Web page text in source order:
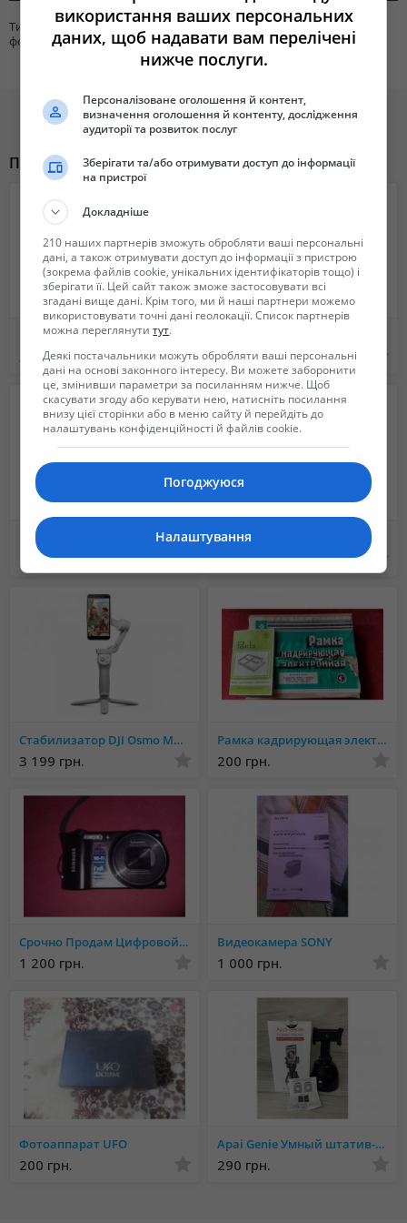
Тип товара для
фото/видео
Объективы
Похожие объявления
300 грн. 7 000 грн.
Суперкомплект Nikon D3400 + 2 обьектива
14 700 грн. 600 грн.
Стабилизатор DJI Osmo Mobile 4 SE (CP.OS.00000169.01)
3 199 грн.
Рамка кадрирующая электронная
200 грн.
Срочно Продам Цифровой фотоаппарат-камеру Samsung с WI-FI
1 200 грн.
Видеокамера SONY
1 000 грн.
Фотоаппарат UFO
200 грн.
Apai Genie Умный штатив-Смарт-штатив 360° с датчиком движения
290 грн.
використання ваших персональних
даних, щоб надавати вам перелічені
нижче послуги.
Персоналізоване оголошення й контент,
визначення оголошення й контенту, дослідження
аудиторії та розвиток послуг
Зберігати та/або отримувати доступ до інформації
на пристрої
Докладніше
210 наших партнерів зможуть обробляти ваші персональні
дані, а також отримувати доступ до інформації з пристрою
(зокрема файлів cookie, унікальних ідентифікаторів тощо) і
зберігати її. Цей сайт також зможе застосовувати всі
згадані вище дані. Крім того, ми й наші партнери можемо
використовувати точні дані геолокації. Список партнерів
можна переглянутитут.
Деякі постачальники можуть обробляти ваші персональні
дані на основі законного інтересу. Ви можете заборонити
це, змінивши параметри за посиланням нижче. Щоб
скасувати згоду або керувати нею, натисніть посилання
внизу цієї сторінки або в меню сайту й перейдіть до
налаштувань конфіденційності й файлів cookie.
Погоджуюся
Налаштування